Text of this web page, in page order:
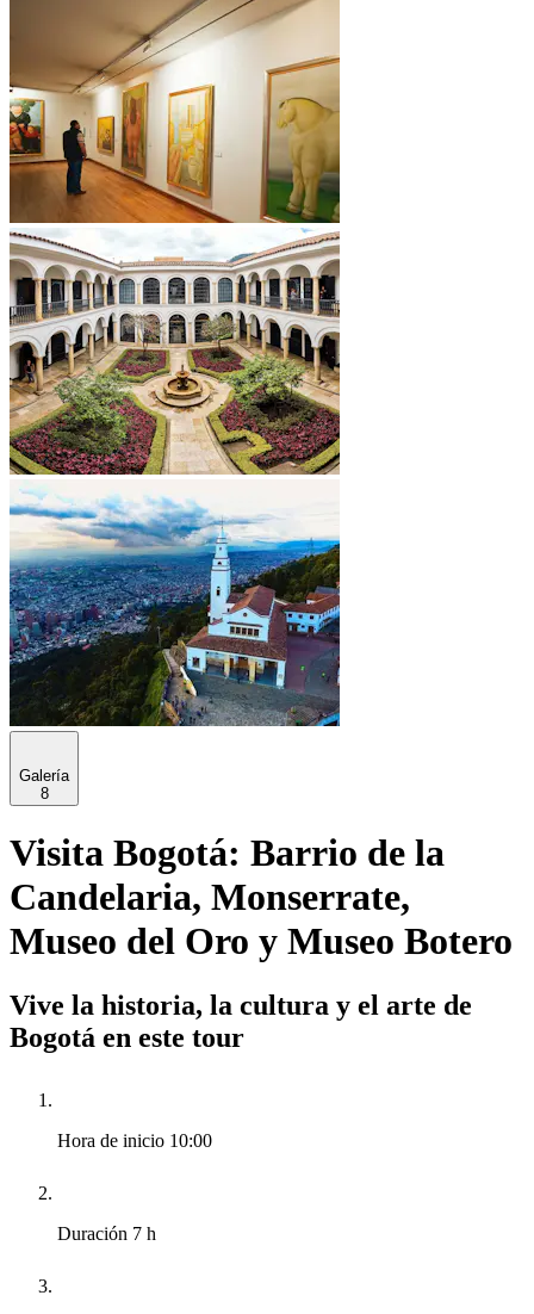
Galería
8
Visita Bogotá: Barrio de la
Candelaria, Monserrate,
Museo del Oro y Museo Botero
Vive la historia, la cultura y el arte de
Bogotá en este tour
Hora de inicio 10:00
Duración 7 h